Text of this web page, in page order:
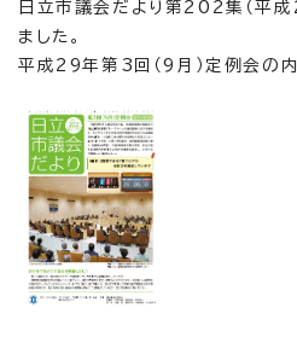
日立市議会だより第202集（平
ました。
平成29年第3回（9月）定例会の